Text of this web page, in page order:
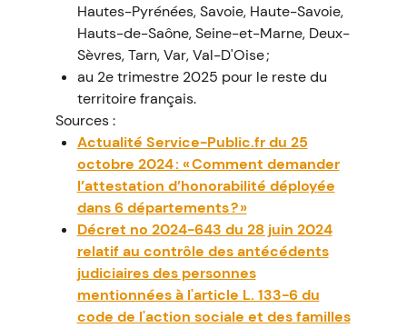
Hautes-Pyrénées, Savoie, Haute-Savoie,
Hauts-de-Saône, Seine-et-Marne, Deux-
Sèvres, Tarn, Var, Val-D'Oise ;
au 2e trimestre 2025 pour le reste du
territoire français.
Sources :
Actualité Service-Public.fr du 25
octobre 2024 : « Comment demander
l’attestation d’honorabilité déployée
dans 6 départements ? »
Décret no 2024-643 du 28 juin 2024
relatif au contrôle des antécédents
judiciaires des personnes
mentionnées à l'article L. 133-6 du
code de l'action sociale et des familles